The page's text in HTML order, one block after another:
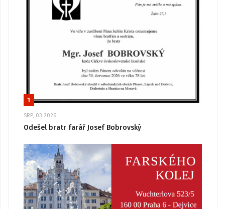
1
SRP, 03 2026
Odešel bratr farář Josef Bobrovský